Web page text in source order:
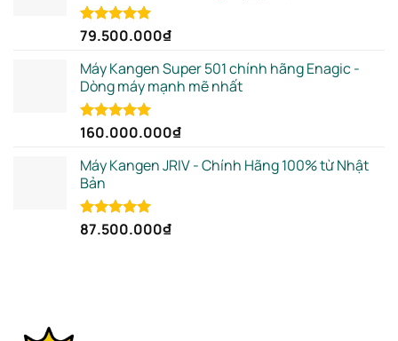
Rated5.00
79.500.000₫
Máy Kangen Super 501 chính hãng Enagic -
Dòng máy mạnh mẽ nhất
Rated5.00
160.000.000₫
Máy Kangen JRIV - Chính Hãng 100% từ Nhật
Bản
Rated5.00
87.500.000₫